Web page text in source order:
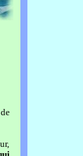
, de